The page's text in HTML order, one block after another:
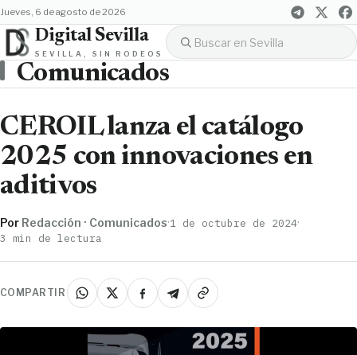
jueves, 6 de agosto de 2026
Digital Sevilla
SEVILLA, SIN RODEOS
Comunicados
CEROIL lanza el catálogo
2025 con innovaciones en
aditivos
Por Redacción · Comunicados·1 de octubre de 2024·
3 min de lectura
COMPARTIR